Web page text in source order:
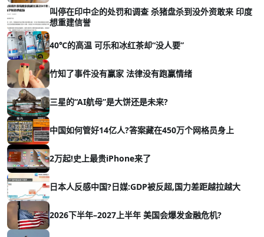
叫停在印中企的处罚和调查 杀猪盘杀到没外资敢来 印度
想重建信誉
40℃的高温 可乐和冰红茶却“没人要”
竹知了事件没有赢家 法律没有跑赢情绪
三星的“AI航母”是大饼还是未来?
中国如何管好14亿人?答案藏在450万个网格员身上
2万起!史上最贵iPhone来了
日本人反感中国?日媒:GDP被反超,国力差距越拉越大
2026下半年–2027上半年 美国会爆发金融危机?